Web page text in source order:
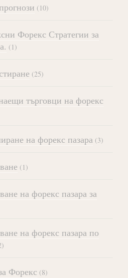
(10)
Форекс Стратегии за
(1)
(25)
търговци на форекс
на форекс пазара (3)
(1)
на форекс пазара за
на форекс пазара по
Форекс (8)